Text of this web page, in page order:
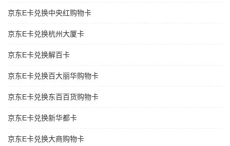
京东E卡兑换中央红购物卡
京东E卡兑换杭州大厦卡
京东E卡兑换解百卡
京东E卡兑换百大丽华购物卡
京东E卡兑换东百百货购物卡
京东E卡兑换新华都卡
京东E卡兑换大商购物卡